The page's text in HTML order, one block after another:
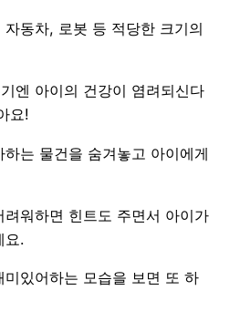
동차, 로봇 등 적당한 크기의
엔 아이의 건강이 염려되신다
요!
는 물건을 숨겨놓고 아이에게
워하면 힌트도 주면서 아이가
요.
있어하는 모습을 보면 또 하